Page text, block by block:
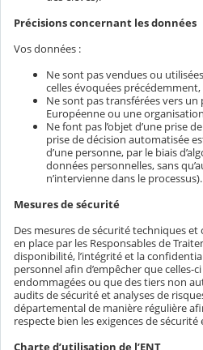
Précisions concernant les données
Vos données :
Ne sont pas vendues ou
celles évoquées précédemment,
Ne sont pas transférées vers un
Européenne ou une
Ne font pas l’objet d’une prise
prise de décision automatisée
d’une personne, par le biais
données personnelles, sans
n’intervienne dans le processus).
Mesures de sécurité
Des mesures de sécurité techniques
en place par les Responsables de
disponibilité, l’intégrité et la
personnel afin d’empêcher que celles-
endommagées ou que des tiers non
audits de sécurité et analyses de
départemental de manière régulière
respecte bien les exigences de sécurité
Charte d’utilisation de l’ENT